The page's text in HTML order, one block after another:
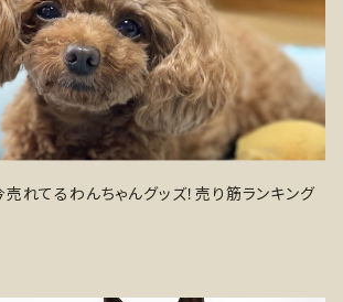
売れてるわんちゃんグッズ！売り筋ランキング